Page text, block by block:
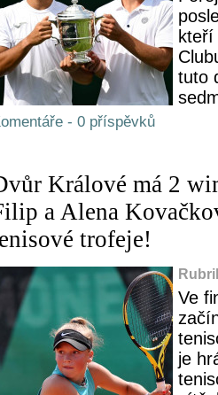
kteří
tuto
- 0 příspěvků
Králové má 2
a Alena
trofeje!
Ve
je